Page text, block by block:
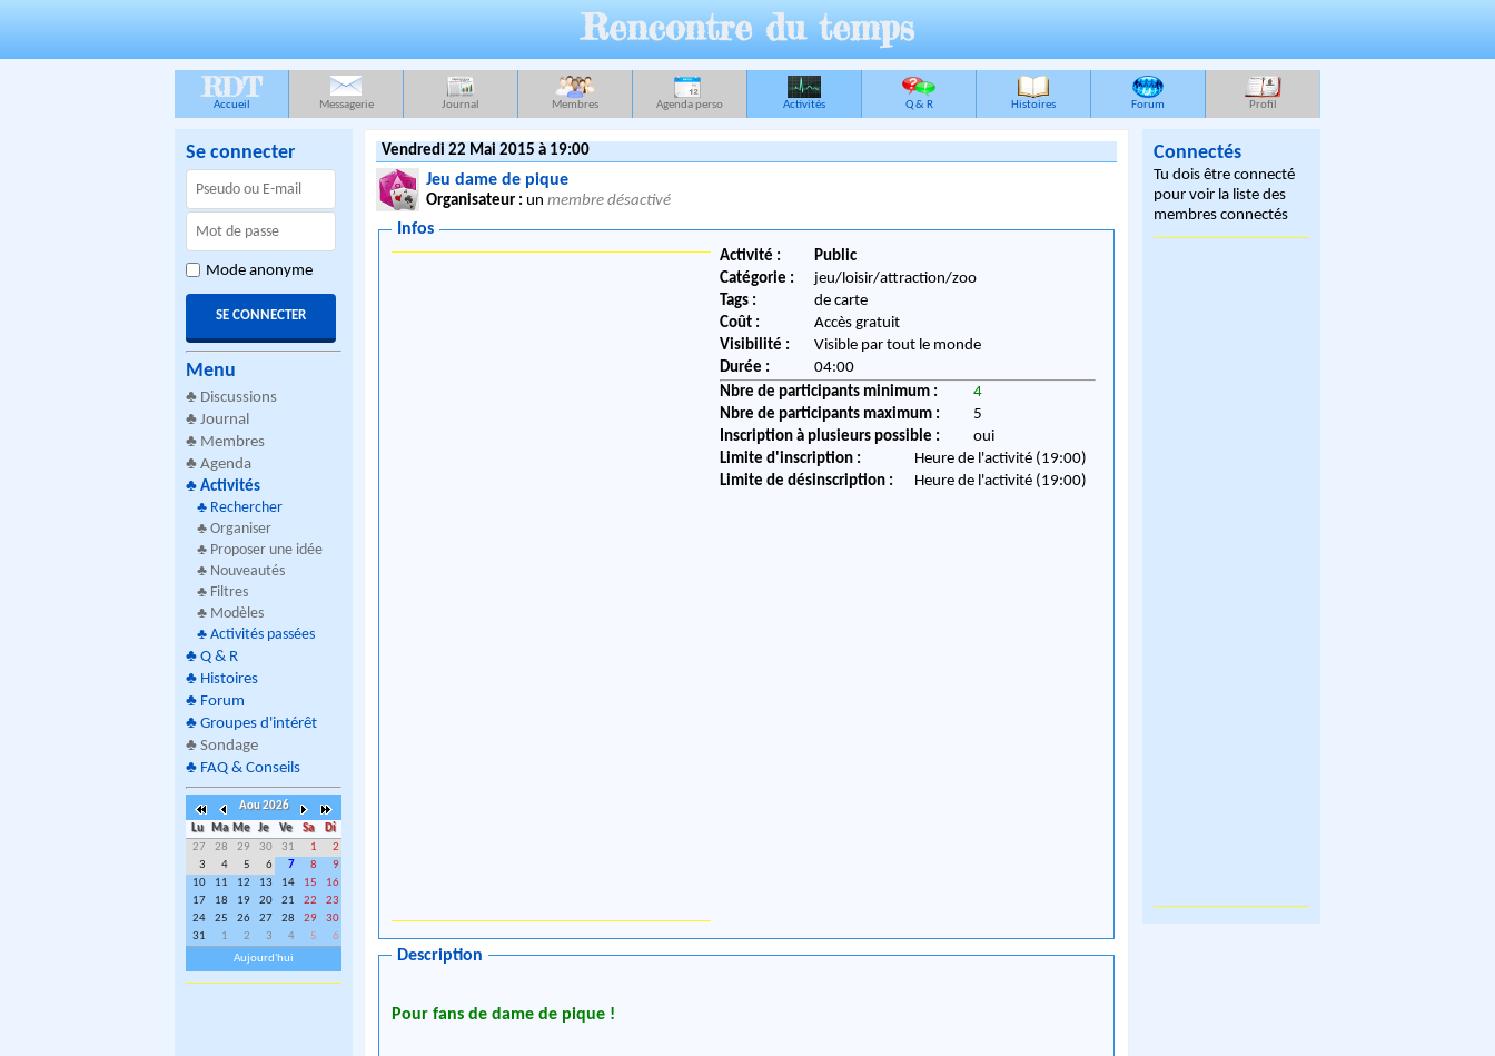
Rencontre du temps
RDT
Accueil Messagerie Journal Membres Agenda perso Activités Q & R Histoires Forum Profil
Se connecter
Mode anonyme
Menu
♣ Discussions
♣ Journal
♣ Membres
♣ Agenda
♣ Activités
♣ Rechercher
♣ Organiser
♣ Proposer une idée
♣ Nouveautés
♣ Filtres
♣ Modèles
♣ Activités passées
♣ Q & R
♣ Histoires
♣ Forum
♣ Groupes d'intérêt
♣ Sondage
♣ FAQ & Conseils
Aou 2026
Lu
Ma Me Je Ve Sa
Di
27
28 29 30 31 1
2
3
4 5 6 7 8
9
10
11 12 13 14 15
16
17
18 19 20 21 22
23
24
25 26 27 28 29
30
31
1 2 3 4 5
6
Aujourd'hui
Vendredi 22 Mai 2015 à 19:00
Jeu dame de pique
Organisateur : un membre désactivé
Infos
Activité :
Public
Catégorie :
jeu/loisir/attraction/zoo
Tags :
de carte
Coût :
Accès gratuit
Visibilité :
Visible par tout le monde
Durée :
04:00
Nbre de participants minimum :
4
Nbre de participants maximum :
5
Inscription à plusieurs possible :
oui
Limite d'inscription :
Heure de l'activité (19:00)
Limite de désinscription :
Heure de l'activité (19:00)
Description
Pour fans de dame de pique !
Connectés
Tu dois être connecté
pour voir la liste des
membres connectés